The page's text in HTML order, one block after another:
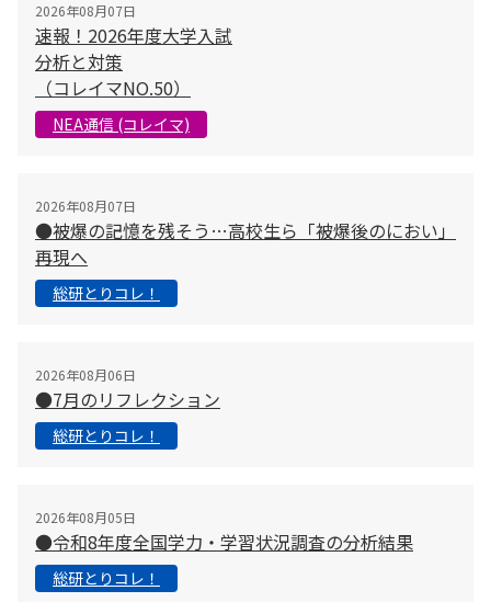
2026年08月07日
速報！2026年度大学入試
分析と対策
（コレイマNO.50）
NEA通信 (コレイマ)
2026年08月07日
●被爆の記憶を残そう…高校生ら「被爆後のにおい」
再現へ
総研とりコレ！
2026年08月06日
●7月のリフレクション
総研とりコレ！
2026年08月05日
●令和8年度全国学力・学習状況調査の分析結果
総研とりコレ！